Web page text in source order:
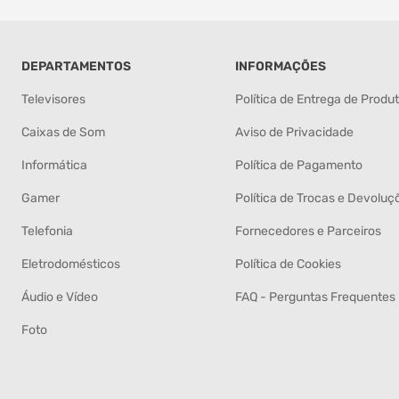
DEPARTAMENTOS
Televisores
Caixas de Som
Informática
Gamer
Telefonia
Eletrodomésticos
Áudio e Vídeo
Foto
INFORMAÇÕES
Política de Entrega de
Aviso de Privacidade
Política de Pagamento
Política de Trocas e
Fornecedores e Parceiros
Política de Cookies
FAQ - Perguntas Frequentes